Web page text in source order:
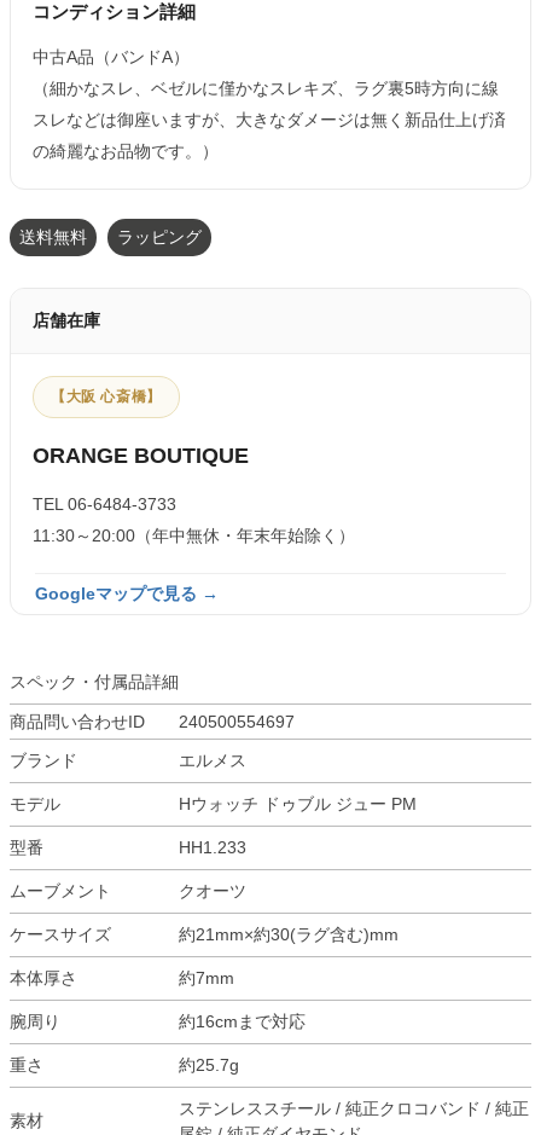
コンディション詳細
中古A品（バンドA）
（細かなスレ、ベゼルに僅かなスレキズ、ラグ裏5時方向に線
スレなどは御座いますが、大きなダメージは無く新品仕上げ済
の綺麗なお品物です。）
送料無料 ラッピング
店舗在庫
【大阪 心斎橋】
ORANGE BOUTIQUE
TEL 06-6484-3733
11:30～20:00（年中無休・年末年始除く）
Googleマップで見る →
スペック・付属品詳細
商品問い合わせID
240500554697
ブランド
エルメス
モデル Hウォッチ ドゥブル ジュー PM
型番 HH1.233
ムーブメント クオーツ
ケースサイズ 約21mm×約30(ラグ含む)mm
本体厚さ 約7mm
腕周り 約16cmまで対応
重さ 約25.7g
素材
ステンレススチール / 純正クロコバンド / 純正